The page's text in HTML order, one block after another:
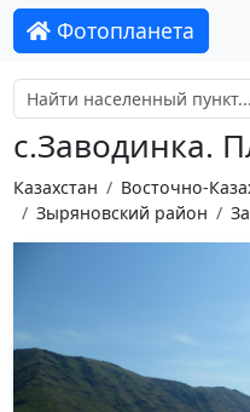
Фотопланета
с.Заводинка.
Казахстан
Восточно-
Зыряновский район